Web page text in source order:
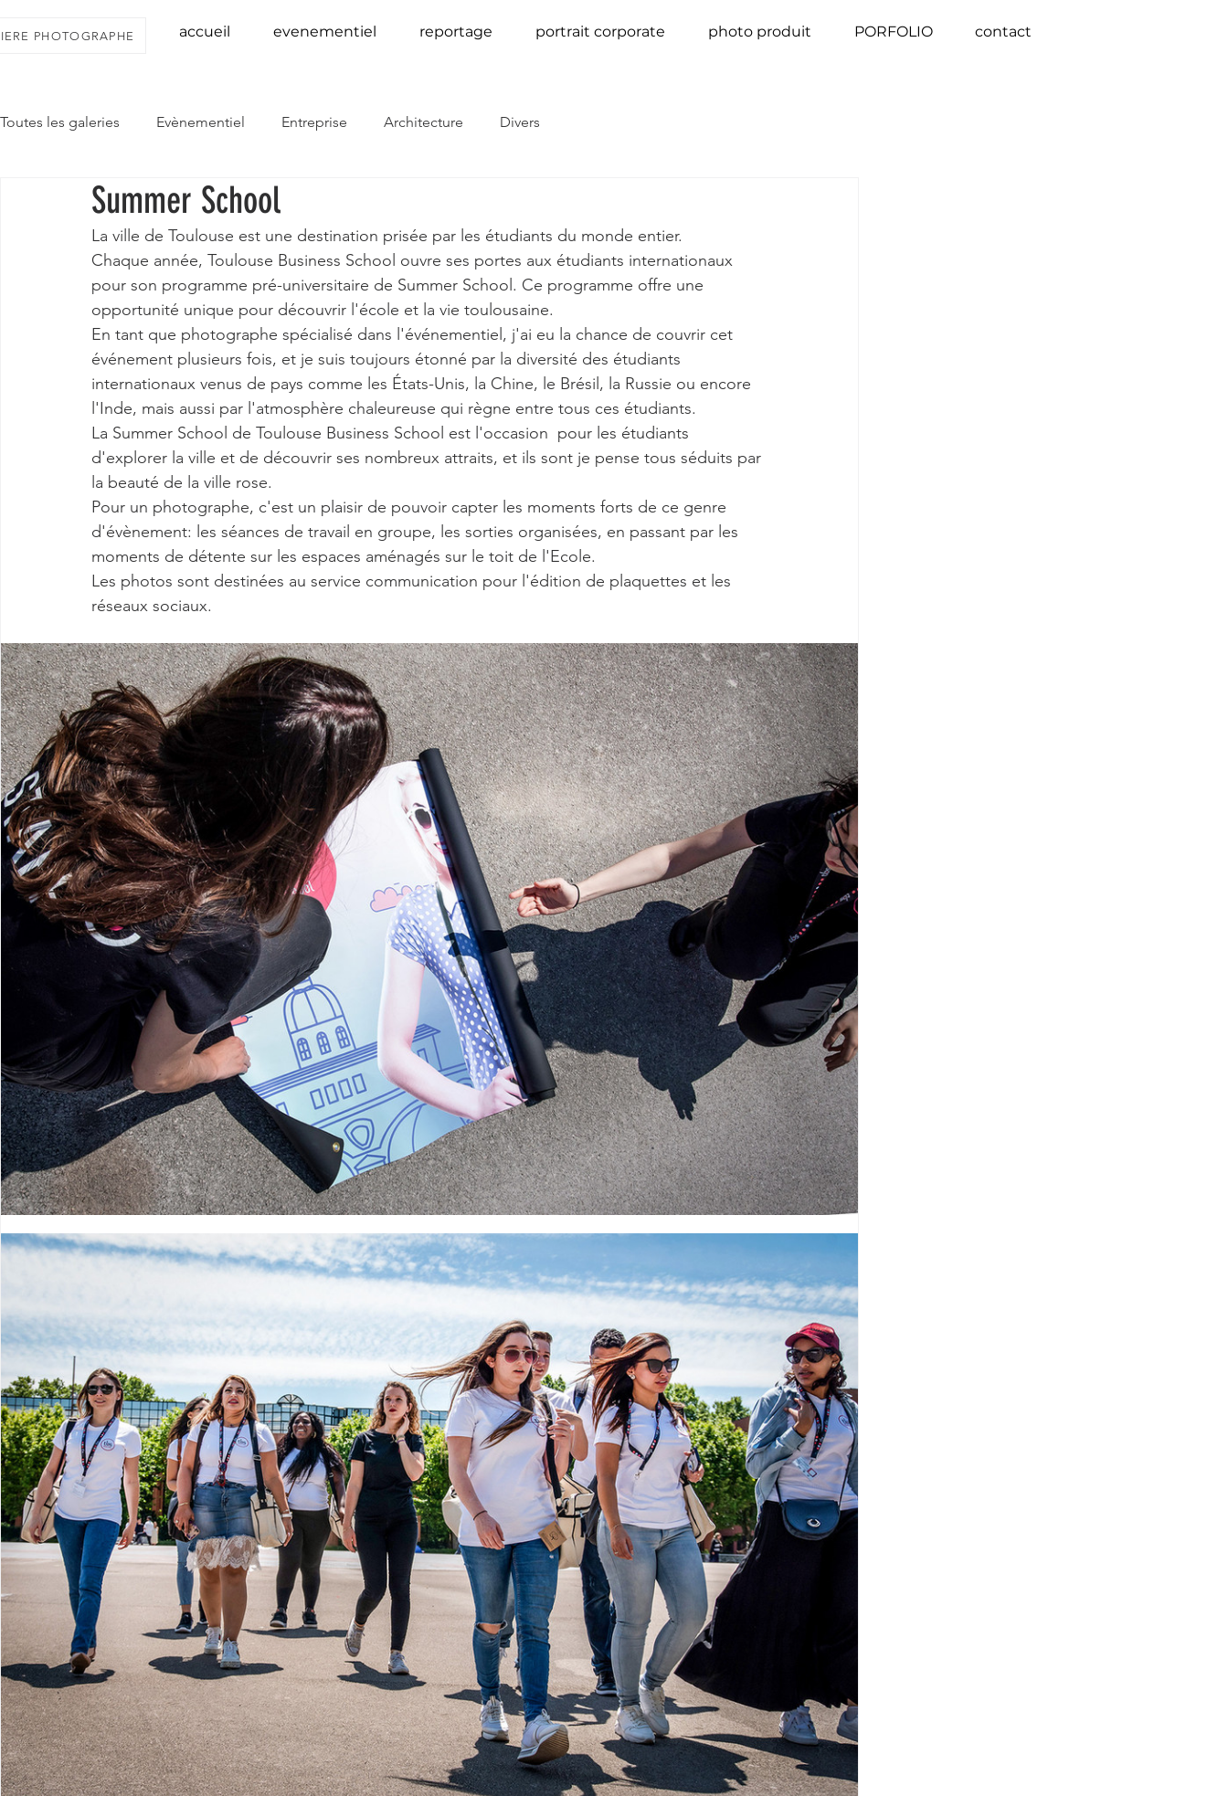
accueil evenementiel reportage portrait corporate photo produit PORFOLIO contact
PHOTOGRAPHE
Toutes les galeries Evènementiel Entreprise Architecture Divers
Summer School
La ville de Toulouse est une destination prisée par les étudiants du monde entier.
Chaque année, Toulouse Business School ouvre ses portes aux étudiants internationaux
pour son programme pré-universitaire de Summer School. Ce programme offre une
opportunité unique pour découvrir l'école et la vie toulousaine.
En tant que photographe spécialisé dans l'événementiel, j'ai eu la chance de couvrir cet
événement plusieurs fois, et je suis toujours étonné par la diversité des étudiants
internationaux venus de pays comme les États-Unis, la Chine, le Brésil, la Russie ou encore
l'Inde, mais aussi par l'atmosphère chaleureuse qui règne entre tous ces étudiants.
La Summer School de Toulouse Business School est l'occasion  pour les étudiants
d'explorer la ville et de découvrir ses nombreux attraits, et ils sont je pense tous séduits par
la beauté de la ville rose.
Pour un photographe, c'est un plaisir de pouvoir capter les moments forts de ce genre
d'évènement: les séances de travail en groupe, les sorties organisées, en passant par les
moments de détente sur les espaces aménagés sur le toit de l'Ecole.
Les photos sont destinées au service communication pour l'édition de plaquettes et les
réseaux sociaux.